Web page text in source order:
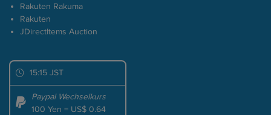
Rakuten Rakuma
Rakuten
JDirectItems Auction
15:15 JST
Paypal Wechselkurs
100 Yen = US$ 0.64